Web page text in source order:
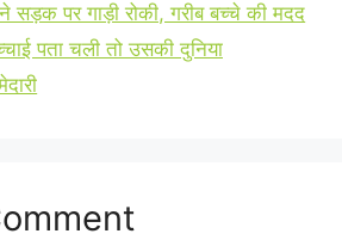
सड़क पर गाड़ी रोकी, गरीब बच्चे की मदद
पता चली तो उसकी दुनिया